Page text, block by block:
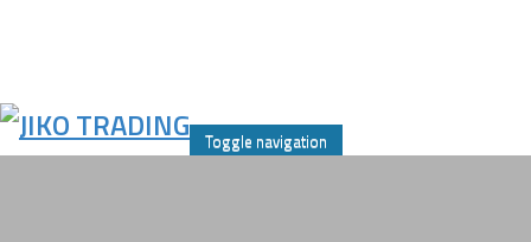
Skip
content
Toggle navigation